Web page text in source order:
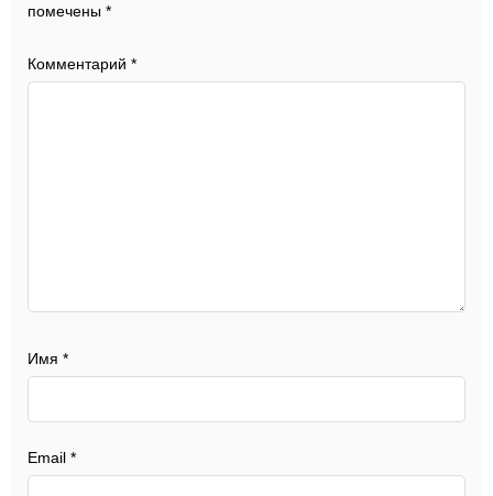
помечены *
Комментарий *
Имя *
Email *